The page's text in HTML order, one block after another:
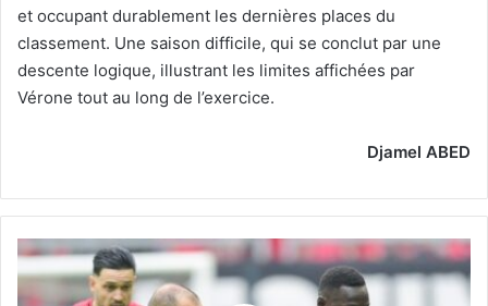
et occupant durablement les dernières places du
classement. Une saison difficile, qui se conclut par une
descente logique, illustrant les limites affichées par
Vérone tout au long de l’exercice.
Djamel ABED
Tendeng,
la
renaissance